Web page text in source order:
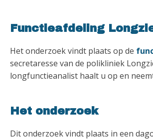
Functieafdeling
Het onderzoek vindt plaats op de
secretaresse van de polikliniek
longfunctieanalist haalt u op en
Het onderzoek
Dit onderzoek vindt plaats in een